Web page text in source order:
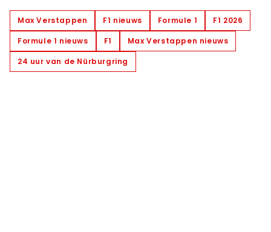
Max Verstappen F1 nieuws Formule 1
F1 2026
Formule 1 nieuws
F1
Max Verstappen nieuws
24 uur van de Nürburgring